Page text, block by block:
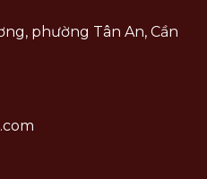
phường Tân An, Cần